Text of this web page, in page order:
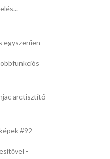
egyszerűen
arctisztító
#92
-